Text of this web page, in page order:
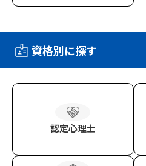
資格別に探す
認定心理士